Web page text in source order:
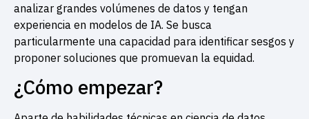
analizar grandes volúmenes de datos y tengan
experiencia en modelos de IA. Se busca
particularmente una capacidad para identificar sesgos y
proponer soluciones que promuevan la equidad.
¿Cómo empezar?